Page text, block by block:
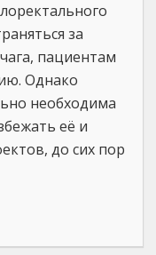
за
пациентам
Однако
необходима
её и
до сих пор